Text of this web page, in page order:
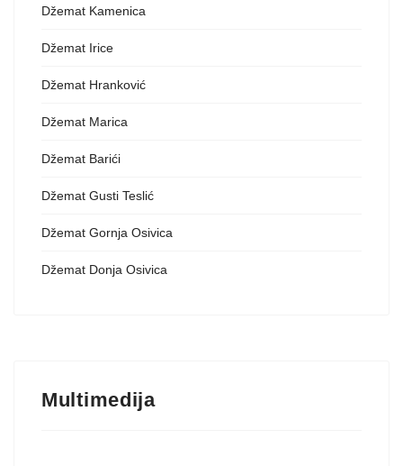
Džemat Kamenica
Džemat Irice
Džemat Hranković
Džemat Marica
Džemat Barići
Džemat Gusti Teslić
Džemat Gornja Osivica
Džemat Donja Osivica
Multimedija